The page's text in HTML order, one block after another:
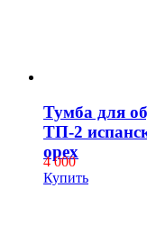
Тумба для
ТП-2
орех
4 000
Купить